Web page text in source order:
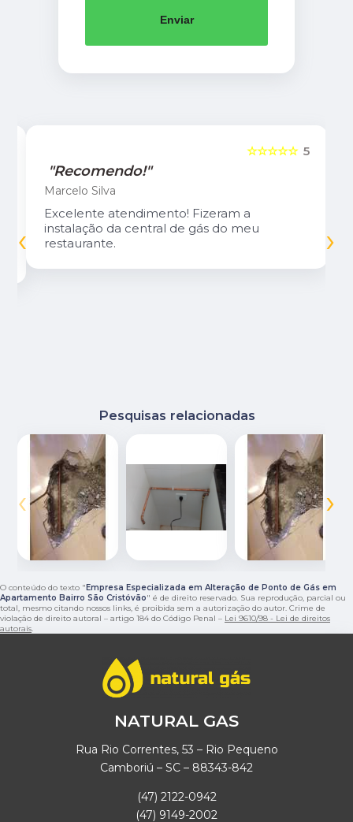
Enviar
5
☆☆☆☆☆
"Recomendo!"
Marcelo Silva
Excelente atendimento! Fizeram a
instalação da central de gás do meu
restaurante.
‹ ›
Pesquisas relacionadas
‹ ›
O conteúdo do texto " Empresa Especializada em Alteração de Ponto de Gás em
Apartamento Bairro São Cristóvão" é de direito reservado. Sua reprodução, parcial ou
total, mesmo citando nossos links, é proibida sem a autorização do autor. Crime de
violação de direito autoral – artigo 184 do Código Penal – Lei 9610/98 - Lei de direitos
autorais.
NATURAL GAS
Rua Rio Correntes, 53 – Rio Pequeno
Camboriú – SC – 88343-842
(47) 2122-0942
(47) 9149-2002